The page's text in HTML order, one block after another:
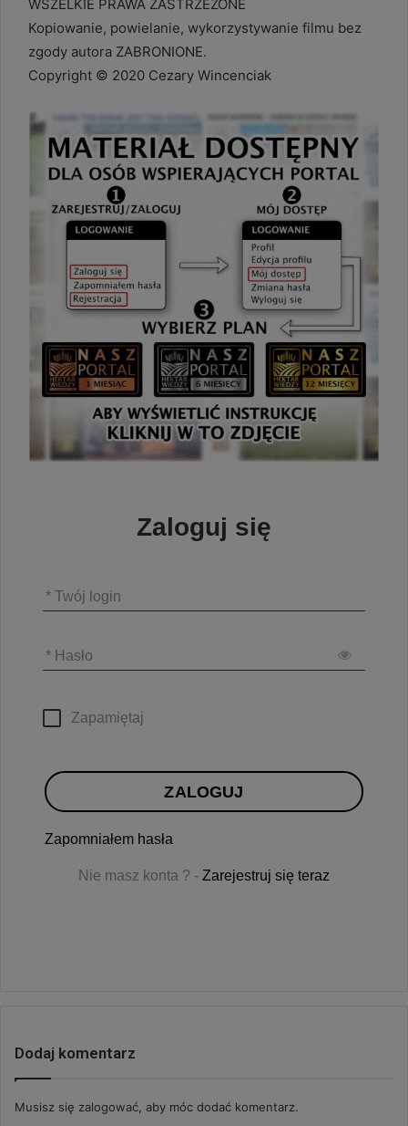
WSZELKIE PRAWA ZASTRZEŻONE
Kopiowanie, powielanie, wykorzystywanie filmu bez
zgody autora ZABRONIONE.
Copyright © 2020 Cezary Wincenciak
Zaloguj się
* Twój login
* Hasło
Zapamiętaj
ZALOGUJ
Zapomniałem hasła
Nie masz konta ? - Zarejestruj się teraz
Dodaj komentarz
Musisz się zalogować, aby móc dodać komentarz.